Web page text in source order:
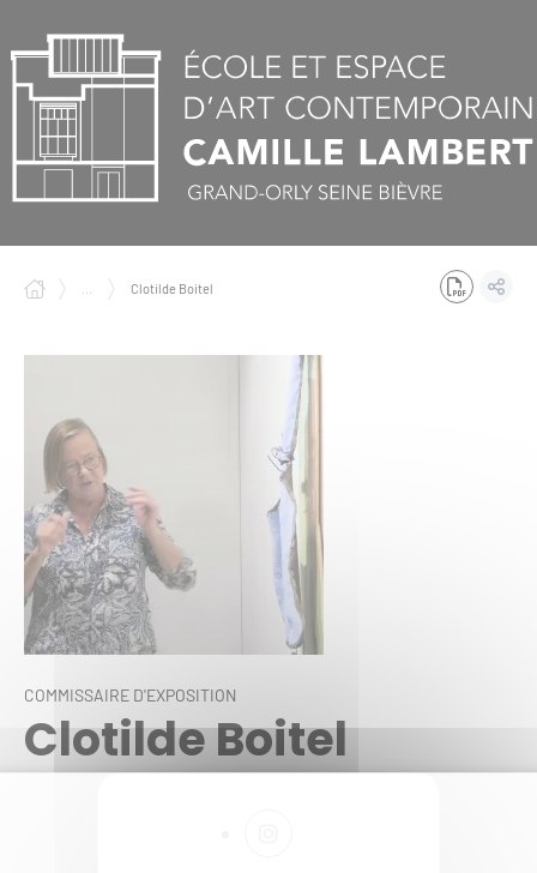
Clotilde Boitel
COMMISSAIRE D'EXPOSITION
Clotilde Boitel